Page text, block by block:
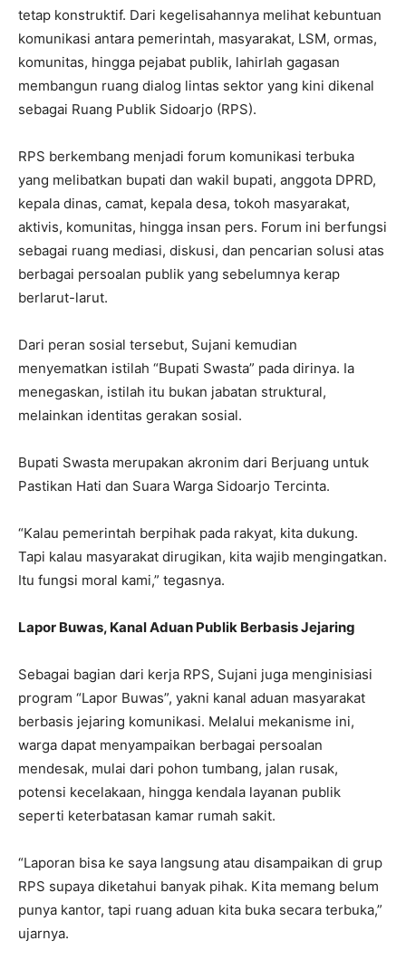
tetap konstruktif. Dari kegelisahannya melihat kebuntuan
komunikasi antara pemerintah, masyarakat, LSM, ormas,
komunitas, hingga pejabat publik, lahirlah gagasan
membangun ruang dialog lintas sektor yang kini dikenal
sebagai Ruang Publik Sidoarjo (RPS).
RPS berkembang menjadi forum komunikasi terbuka
yang melibatkan bupati dan wakil bupati, anggota DPRD,
kepala dinas, camat, kepala desa, tokoh masyarakat,
aktivis, komunitas, hingga insan pers. Forum ini berfungsi
sebagai ruang mediasi, diskusi, dan pencarian solusi atas
berbagai persoalan publik yang sebelumnya kerap
berlarut-larut.
Dari peran sosial tersebut, Sujani kemudian
menyematkan istilah “Bupati Swasta” pada dirinya. Ia
menegaskan, istilah itu bukan jabatan struktural,
melainkan identitas gerakan sosial.
Bupati Swasta merupakan akronim dari Berjuang untuk
Pastikan Hati dan Suara Warga Sidoarjo Tercinta.
“Kalau pemerintah berpihak pada rakyat, kita dukung.
Tapi kalau masyarakat dirugikan, kita wajib mengingatkan.
Itu fungsi moral kami,” tegasnya.
Lapor Buwas, Kanal Aduan Publik Berbasis Jejaring
Sebagai bagian dari kerja RPS, Sujani juga menginisiasi
program “Lapor Buwas”, yakni kanal aduan masyarakat
berbasis jejaring komunikasi. Melalui mekanisme ini,
warga dapat menyampaikan berbagai persoalan
mendesak, mulai dari pohon tumbang, jalan rusak,
potensi kecelakaan, hingga kendala layanan publik
seperti keterbatasan kamar rumah sakit.
“Laporan bisa ke saya langsung atau disampaikan di grup
RPS supaya diketahui banyak pihak. Kita memang belum
punya kantor, tapi ruang aduan kita buka secara terbuka,”
ujarnya.